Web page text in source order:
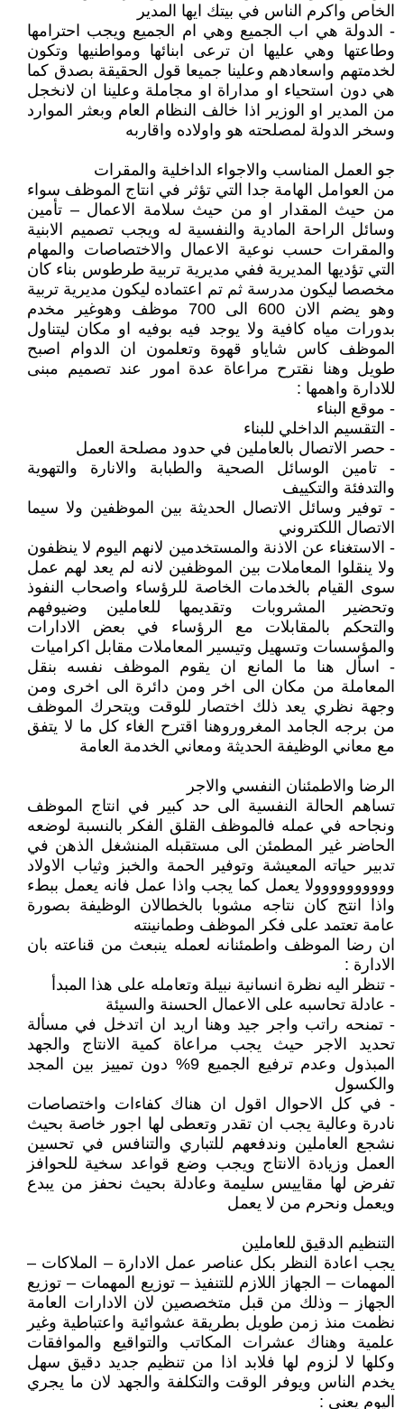
الخاص واكرم الناس في بيتك ايها المدير
- الدولة هي اب الجميع وهي ام الجميع ويجب احترامها
وطاعتها وهي عليها ان ترعى ابنائها ومواطنيها وتكون
لخدمتهم واسعادهم وعلينا جميعا قول الحقيقة بصدق كما
هي دون استحياء او مداراة او مجاملة وعلينا ان لانخجل
من المدير او الوزير اذا خالف النظام العام وبعثر الموارد
وسخر الدولة لمصلحته هو واولاده واقاربه
جو العمل المناسب والاجواء الداخلية والمقرات
من العوامل الهامة جدا التي تؤثر في انتاج الموظف سواء
من حيث المقدار او من حيث سلامة الاعمال – تأمين
وسائل الراحة المادية والنفسية له ويجب تصميم الابنية
والمقرات حسب نوعية الاعمال والاختصاصات والمهام
التي تؤديها المديرية ففي مديرية تربية طرطوس بناء كان
مخصصا ليكون مدرسة ثم تم اعتماده ليكون مديرية تربية
وهو يضم الان 600 الى 700 موظف وهوغير مخدم
بدورات مياه كافية ولا يوجد فيه بوفيه او مكان ليتناول
الموظف كاس شاياو قهوة وتعلمون ان الدوام اصبح
طويل وهنا نقترح مراعاة عدة امور عند تصميم مبنى
للادارة واهمها :
- موقع البناء
- التقسيم الداخلي للبناء
- حصر الاتصال بالعاملين في حدود مصلحة العمل
- تامين الوسائل الصحية والطبابة والانارة والتهوية
والتدفئة والتكييف
- توفير وسائل الاتصال الحديثة بين الموظفين ولا سيما
الاتصال اللكتروني
- الاستغناء عن الاذنة والمستخدمين لانهم اليوم لا ينظفون
ولا ينقلوا المعاملات بين الموظفين لانه لم يعد لهم عمل
سوى القيام بالخدمات الخاصة للرؤساء واصحاب النفوذ
وتحضير المشروبات وتقديمها للعاملين وضيوفهم
والتحكم بالمقابلات مع الرؤساء في بعض الادارات
والمؤسسات وتسهيل وتيسير المعاملات مقابل اكراميات
- اسأل هنا ما المانع ان يقوم الموظف نفسه بنقل
المعاملة من مكان الى اخر ومن دائرة الى اخرى ومن
وجهة نظري يعد ذلك اختصار للوقت ويتحرك الموظف
من برجه الجامد المغروروهنا اقترح الغاء كل ما لا يتفق
مع معاني الوظيفة الحديثة ومعاني الخدمة العامة
الرضا والاطمئنان النفسي والاجر
تساهم الحالة النفسية الى حد كبير في انتاج الموظف
ونجاحه في عمله فالموظف القلق الفكر بالنسبة لوضعه
الحاضر غير المطمئن الى مستقبله المنشغل الذهن في
تدبير حياته المعيشة وتوفير الحمة والخبز وثياب الاولاد
وووووووووولا يعمل كما يجب واذا عمل فانه يعمل ببطء
واذا انتج كان نتاجه مشوبا بالخطالان الوظيفة بصورة
عامة تعتمد على فكر الموظف وطمانينته
ان رضا الموظف واطمئنانه لعمله ينبعث من قناعته بان
الادارة :
- تنظر اليه نظرة انسانية نبيلة وتعامله على هذا المبدأ
- عادلة تحاسبه على الاعمال الحسنة والسيئة
- تمنحه راتب واجر جيد وهنا اريد ان اتدخل في مسألة
تحديد الاجر حيث يجب مراعاة كمية الانتاج والجهد
المبذول وعدم ترفيع الجميع 9% دون تمييز بين المجد
والكسول
- في كل الاحوال اقول ان هناك كفاءات واختصاصات
نادرة وعالية يجب ان تقدر وتعطى لها اجور خاصة بحيث
نشجع العاملين وندفعهم للتباري والتنافس في تحسين
العمل وزيادة الانتاج ويجب وضع قواعد سخية للحوافز
تفرض لها مقاييس سليمة وعادلة بحيث نحفز من يبدع
ويعمل ونحرم من لا يعمل
التنظيم الدقيق للعاملين
يجب اعادة النظر بكل عناصر عمل الادارة – الملاكات –
المهمات – الجهاز اللازم للتنفيذ – توزيع المهمات – توزيع
الجهاز – وذلك من قبل متخصصين لان الادارات العامة
نظمت منذ زمن طويل بطريقة عشوائية واعتباطية وغير
علمية وهناك عشرات المكاتب والتواقيع والموافقات
وكلها لا لزوم لها فلابد اذا من تنظيم جديد دقيق سهل
يخدم الناس ويوفر الوقت والتكلفة والجهد لان ما يجري
اليوم يعني :